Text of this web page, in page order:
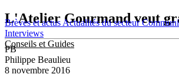
Brèves et actus Actualités du secteur
Interviews
Conseils et Guides
L'Atelier Gourmand veut
PB
Philippe Beaulieu
8 novembre 2016